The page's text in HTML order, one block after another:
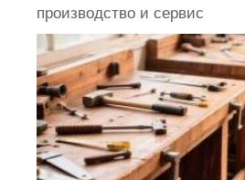
производство и сервис